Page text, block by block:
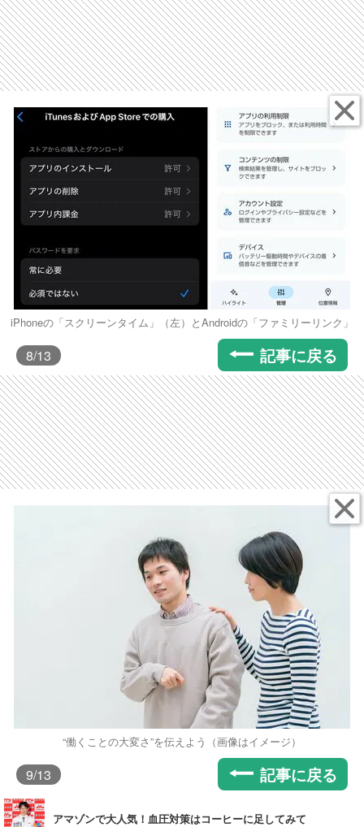
iPhoneの「スクリーンタイム」（左）とAndroidの「ファミリーリンク」
8/13 記事に戻る
“働くことの大変さ”を伝えよう（画像はイメージ）
9/13 記事に戻る
アマゾンで大人気！血圧対策はコーヒーに足してみて